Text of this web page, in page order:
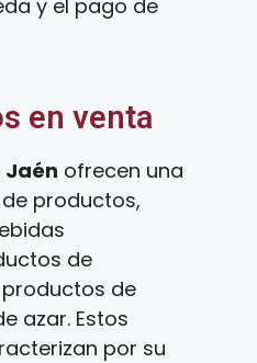
y el pago de
en venta
Jaén ofrecen una
productos,
de
de
azar. Estos
por su